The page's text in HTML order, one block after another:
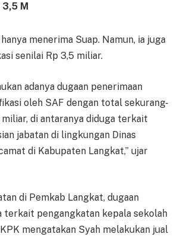
M
menerima Suap. Namun, ia juga
senilai Rp 3,5 miliar.
adanya dugaan penerimaan
oleh SAF dengan total sekurang-
miliar, di antaranya diduga terkait
jabatan di lingkungan Dinas
di Kabupaten Langkat,” ujar
di Pemkab Langkat, dugaan
pengangkatan kepala sekolah
mengatakan Syah melakukan jual